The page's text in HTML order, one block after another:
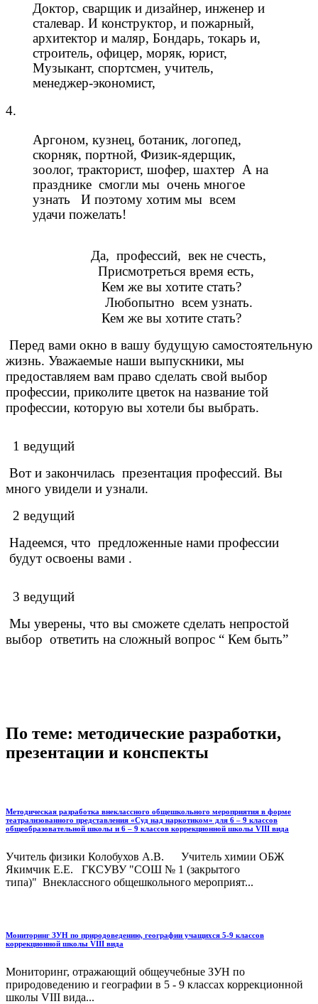
Доктор, сварщик и дизайнер, инженер и
сталевар. И конструктор, и пожарный,
архитектор и маляр, Бондарь, токарь и,
строитель, офицер, моряк, юрист,
Музыкант, спортсмен, учитель,
менеджер-экономист,
4.
Аргоном, кузнец, ботаник, логопед,
скорняк, портной, Физик-ядерщик,
зоолог, тракторист, шофер, шахтер А на
празднике смогли мы очень многое
узнать И поэтому хотим мы всем
удачи пожелать!
Да, профессий, век не счесть,
Присмотреться время есть,
Кем же вы хотите стать?
Любопытно всем узнать.
Кем же вы хотите стать?
Перед вами окно в вашу будущую самостоятельную
жизнь. Уважаемые наши выпускники, мы
предоставляем вам право сделать свой выбор
профессии, приколите цветок на название той
профессии, которую вы хотели бы выбрать.
1 ведущий
Вот и закончилась презентация профессий. Вы
много увидели и узнали.
2 ведущий
Надеемся, что предложенные нами профессии
будут освоены вами .
3 ведущий
Мы уверены, что вы сможете сделать непростой
выбор ответить на сложный вопрос “ Кем быть”
По теме: методические разработки,
презентации и конспекты
Методическая разработка внеклассного общешкольного мероприятия в форме
театрализованного представления «Суд над наркотиком» для 6 – 9 классов
общеобразовательной школы и 6 – 9 классов коррекционной школы VIII вида
Учитель физики Колобухов А.В. Учитель химии ОБЖ
Якимчик Е.Е. ГКСУВУ "СОШ № 1 (закрытого
типа)" Внеклассного общешкольного мероприят...
Мониторинг ЗУН по природоведению, географии учащихся 5-9 классов
коррекционной школы VIII вида
Мониторинг, отражающий общеучебные ЗУН по
природоведению и географии в 5 - 9 классах коррекционной
школы VIII вида...